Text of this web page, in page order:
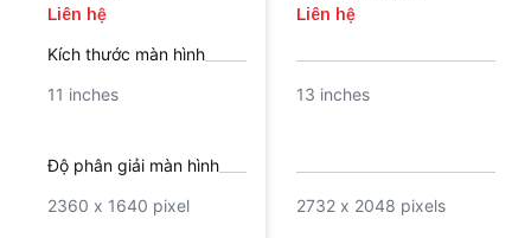
Liên hệ
Kích thước màn hình
11 inches
Độ phân giải màn hình
2360 x 1640 pixel
Liên hệ
13 inches
2732 x 2048 pixels